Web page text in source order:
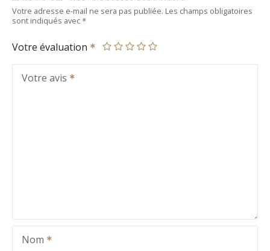
Votre adresse e-mail ne sera pas publiée. Les champs obligatoires
sont indiqués avec
Votre évaluation
Votre avis
Nom